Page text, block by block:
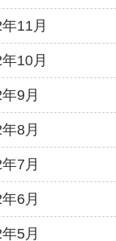
11月
10月
9月
8月
7月
6月
5月